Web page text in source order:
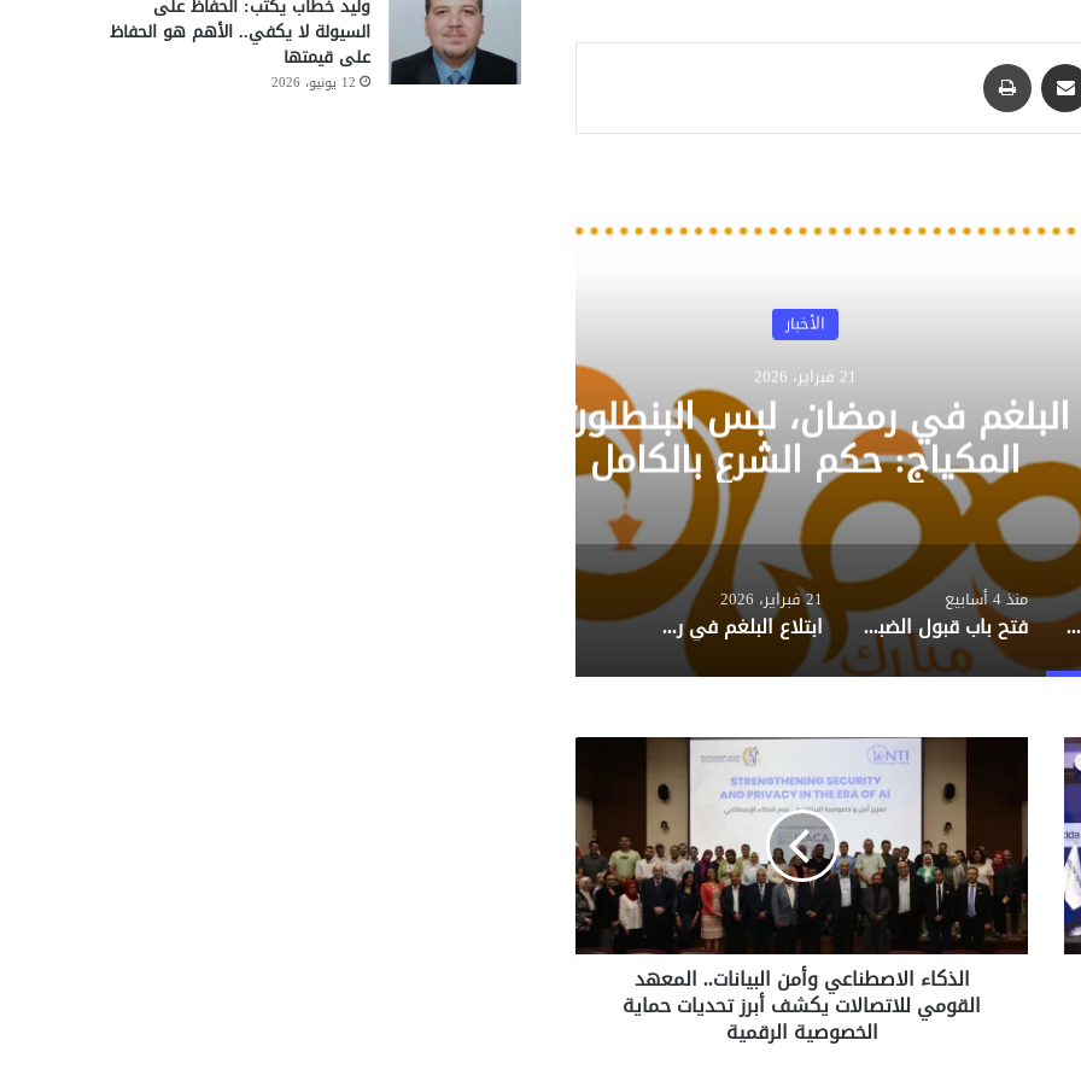
التالي
الأخبار
منذ 3 أسابيع
الضرائب: تطوير قطاع اللوجيستيات يزيد
صادرات مصر بنسبة 20%
بعد تقييم مستجدات التضخم.. البنك المركزي المصري يُخفض أسعار الفائدة بواقع 100 نقطة أساس
منذ 4 أسابيع
فتح باب قبول الضباط المحاربين 2026.. التخصصات المطلوبة والشروط الكاملة وموعد التقديم
21 فبراير، 2026
ابتلاع البلغم في رمضان، لبس البنطلون، ووضع المكياج: حكم الشرع بالكامل
ذ
ا
ا
ل
ا
الذكاء الاصطناعي وأمن البيانات.. المعهد
القومي للاتصالات يكشف أبرز تحديات حماية
الخصوصية الرقمية
وليد خطاب يكتب: الحفاظ على
السيولة لا يكفي.. الأهم هو الحفاظ
على قيمتها
12 يونيو، 2026